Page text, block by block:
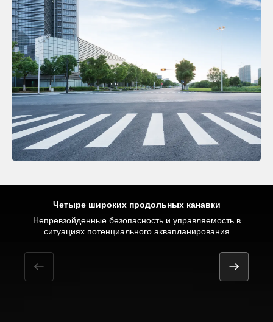
Четыре широких продольных канавки
Непревзойденные безопасность и управляемость в
ситуациях потенциального аквапланирования
Точная реакция на рулевое управление при движении по
прямой и на поворотах
Расслабленное комфортное вождение
Равномерный износ